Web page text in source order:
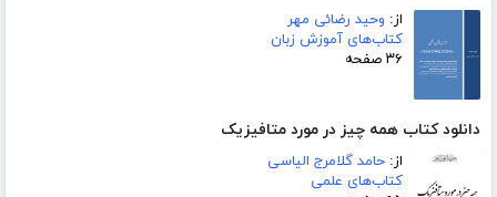
از: وحید رضائی مهر
کتاب‌های آموزش زبان
۳۶ صفحه
دانلود کتاب همه چیز در مورد متافیزیک
از: حامد گلامرج الیاسی
کتاب‌های علمی